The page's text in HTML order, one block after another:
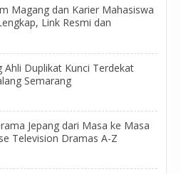
Magang dan Karier Mahasiswa
Link Resmi dan
Ahli Duplikat Kunci Terdekat
Semarang
Jepang dari Masa ke Masa
Television Dramas A-Z